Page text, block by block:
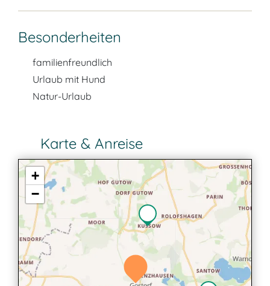
Besonderheiten
familienfreundlich
Urlaub mit Hund
Natur-Urlaub
Karte & Anreise
+
−